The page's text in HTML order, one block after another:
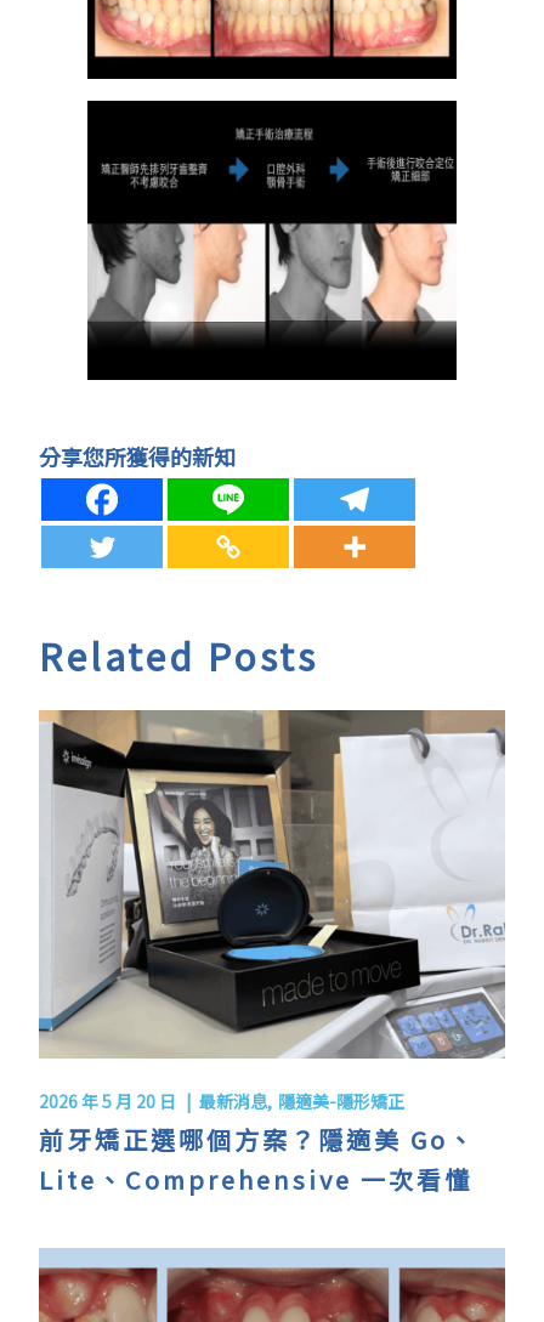
分享您所獲得的新知
Related Posts
2026 年 5 月 20 日 最新消息 隱適美-隱形矯正
前牙矯正選哪個方案？隱適美 Go、
Lite、Comprehensive 一次看懂